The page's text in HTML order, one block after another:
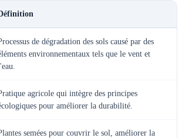
de dégradation des sols causé par des
environnementaux tels que le vent et
agricole qui intègre des principes
pour améliorer la durabilité.
semées pour couvrir le sol, améliorer la